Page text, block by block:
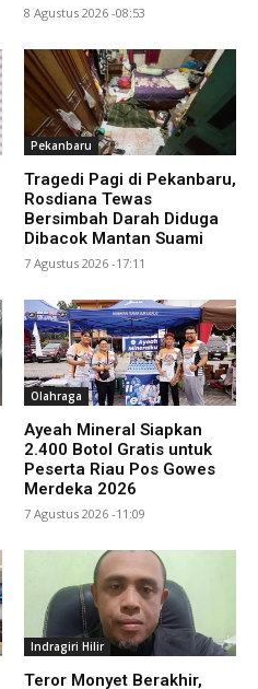
8 Agustus 2026 -08:53
Pekanbaru
Tragedi Pagi di Pekanbaru,
Rosdiana Tewas
Bersimbah Darah Diduga
Dibacok Mantan Suami
7 Agustus 2026 -17:11
Olahraga
Ayeah Mineral Siapkan
2.400 Botol Gratis untuk
Peserta Riau Pos Gowes
Merdeka 2026
7 Agustus 2026 -11:09
Indragiri Hilir
Teror Monyet Berakhir,